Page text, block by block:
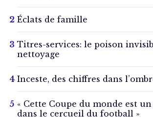
Éclats de famille
Titres-services: le poison
nettoyage
Inceste, des chiffres dans
« Cette Coupe du monde est
dans le cercueil du football »